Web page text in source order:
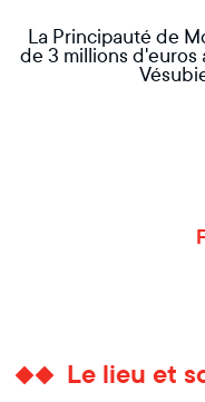
La Principauté de
de 3 millions d'euros
Le lieu et